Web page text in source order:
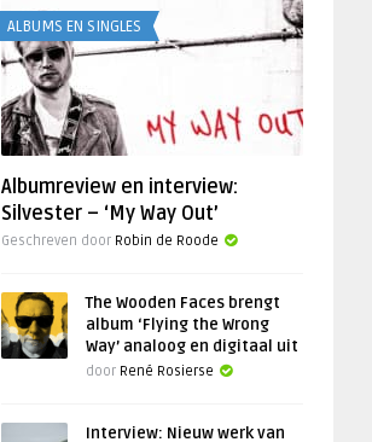
ALBUMS EN SINGLES
Albumreview en interview:
Silvester – ‘My Way Out’
Geschreven door Robin de Roode
The Wooden Faces brengt
album ‘Flying the Wrong
Way’ analoog en digitaal uit
door René Rosierse
Interview: Nieuw werk van